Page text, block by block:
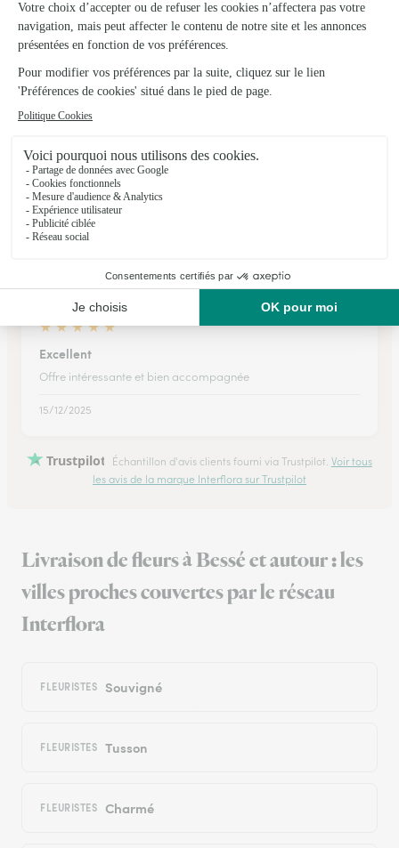
Vous avez pris contact avant la…
Vous avez pris contact avant la livraison avec le
destinataire,ça c'est du sérieux Les mariés ont adoré cette
19/05/2026
★ ★ ★ ★ ★
Livraison rapide du jour pour le…
Livraison rapide du jour pour le lendemain un Dimanche de
fête des mères.
★ ★ ★ ★ ★
Excellent
Offre intéressante et bien accompagnée
15/12/2025
Trustpilot Échantillon d'avis clients fourni via Trustpilot. Voir tous
les avis de la marque Interflora sur Trustpilot
Livraison de fleurs à Bessé et autour : les
villes proches couvertes par le réseau
Interflora
FLEURISTES Souvigné
FLEURISTES Tusson
FLEURISTES Charmé